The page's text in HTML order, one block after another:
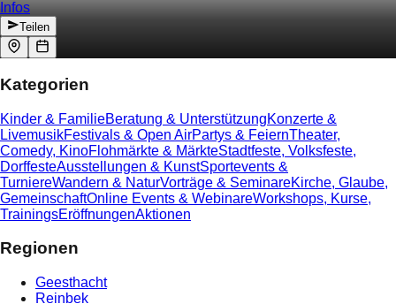
Infos
Teilen
Kategorien
Kinder & FamilieBeratung & UnterstützungKonzerte &
LivemusikFestivals & Open AirPartys & FeiernTheater,
Comedy, KinoFlohmärkte & MärkteStadtfeste, Volksfeste,
DorffesteAusstellungen & KunstSportevents &
TurniereWandern & NaturVorträge & SeminareKirche, Glaube,
GemeinschaftOnline Events & WebinareWorkshops, Kurse,
TrainingsEröffnungenAktionen
Regionen
Geesthacht
Reinbek